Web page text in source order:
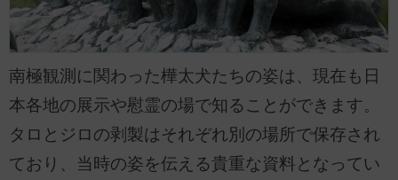
南極観測に関わった樺太犬たちの姿は、現在も日
本各地の展示や慰霊の場で知ることができます。
タロとジロの剥製はそれぞれ別の場所で保存され
ており、当時の姿を伝える貴重な資料となってい